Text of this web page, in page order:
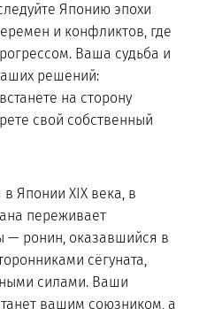
Японию эпохи
и конфликтов, где
Ваша судьба и
решений:
на сторону
свой собственный
Японии XIX века, в
переживает
— ронин, оказавшийся в
сёгуната,
силами. Ваши
вашим союзником, а